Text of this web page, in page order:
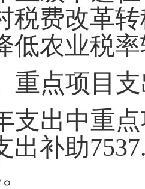
税费改革
低农业税
重点项目
支出中重
出补助